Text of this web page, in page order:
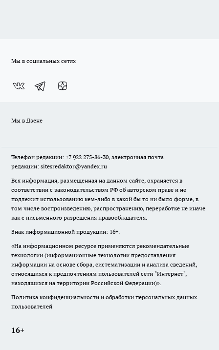
Мы в социальных сетях
Мы в Дзене
Телефон редакции: +7 922 275-86-30, электронная почта
редакции: sitesredaktor@yandex.ru
Вся информация, размещенная на данном сайте, охраняется в
соответствии с законодательством РФ об авторском праве и не
подлежит использованию кем-либо в какой бы то ни было форме, в
том числе воспроизведению, распространению, переработке не иначе
как с письменного разрешения правообладателя.
Знак информационной продукции: 16+.
«На информационном ресурсе применяются рекомендательные
технологии (информационные технологии предоставления
информации на основе сбора, систематизации и анализа сведений,
относящихся к предпочтениям пользователей сети "Интернет",
находящихся на территории Российской Федерации)».
Политика конфиденциальности и обработки персональных данных
пользователей
16+